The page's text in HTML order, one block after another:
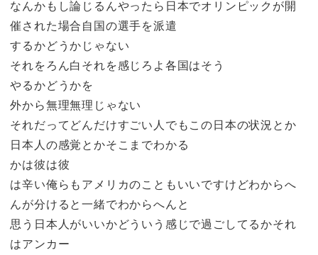
なんかもし論じるんやったら日本でオリンピックが開
催された場合自国の選手を派遣
するかどうかじゃない
それをろん白それを感じろよ各国はそう
やるかどうかを
外から無理無理じゃない
それだってどんだけすごい人でもこの日本の状況とか
日本人の感覚とかそこまでわかる
かは彼は彼
は辛い俺らもアメリカのこともいいですけどわからへ
んが分けると一緒でわからへんと
思う日本人がいいかどういう感じで過ごしてるかそれ
はアンカー